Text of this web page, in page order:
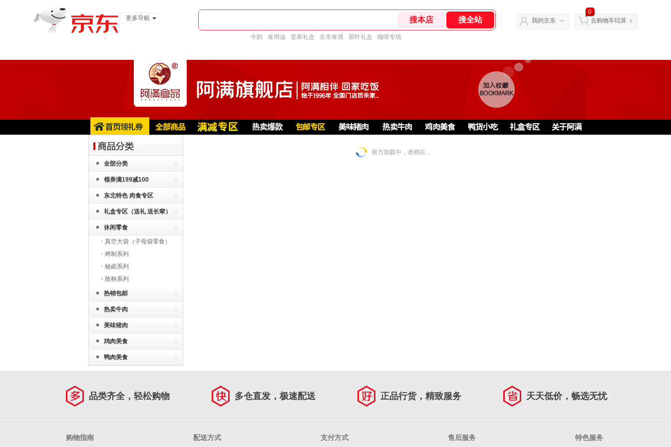
更多导航
牛奶 食用油 坚果礼盒 京东食谱 茶叶礼盒 咖啡专场
我的京东
0
去购物车结算
全部分类
领券满199减100
东北特色 肉食专区
礼盒专区（送礼 送长辈）
休闲零食
真空大袋（子母袋零食）
烤制系列
秘卤系列
散称系列
热销包邮
热卖牛肉
美味猪肉
鸡肉美食
鸭肉美食
努力加载中，请稍后...
品类齐全，轻松购物 多仓直发，极速配送 正品行货，精致服务 天天低价，畅选无忧
购物指南 配送方式 支付方式 售后服务 特色服务